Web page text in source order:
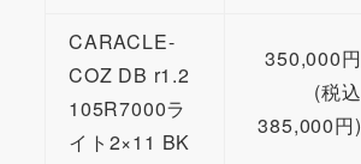
CARACLE-
COZ DB r1.2
105R7000ラ
イト2×11 BK
350,000円
(税込
385,000円)